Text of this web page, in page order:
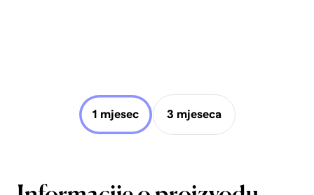
1 mjesec 3 mjeseca